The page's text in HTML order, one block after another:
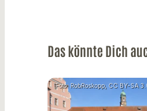
Das könnte Dich
Foto: RobRoskopp, CC BY-SA